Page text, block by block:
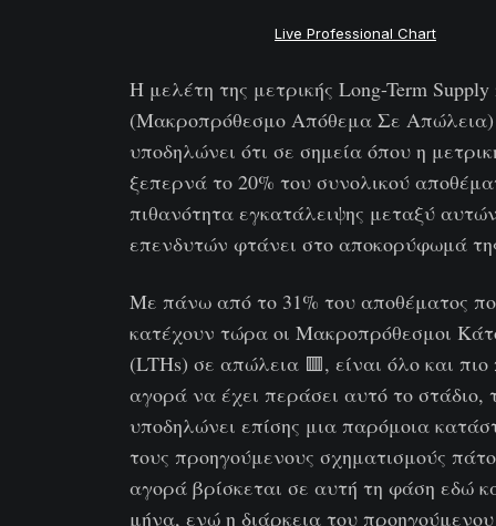
Live Professional Chart
Η μελέτη της μετρικής Long-Term Supply
(Μακροπρόθεσμο Απόθεμα Σε Απώλεια)
υποδηλώνει ότι σε σημεία όπου η
ξεπερνά το 20% του συνολικού
πιθανότητα εγκατάλειψης μεταξύ
επενδυτών φτάνει στο αποκορύφωμά
Με πάνω από το 31% του αποθέματος
κατέχουν τώρα οι Μακροπρόθεσμοι
(LTHs) σε απώλεια 🟥, είναι όλο και πιο
αγορά να έχει περάσει αυτό το στάδιο,
υποδηλώνει επίσης μια παρόμοια
τους προηγούμενους σχηματισμούς
αγορά βρίσκεται σε αυτή τη φάση εδώ
μήνα, ενώ η διάρκεια του